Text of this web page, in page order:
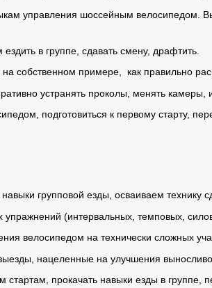
управления шоссейным велосипедом. Вы
в группе, сдавать смену, драфтить.
собственном примере, как правильно
устранять проколы, менять
подготовиться к первому старту,
групповой езды, осваиваем технику
(интервальных, темповых,
велосипедом на технически сложных
нацеленные на улучшения
стартам, прокачать навыки езды в группе,